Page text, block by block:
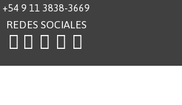
+54 9 11 3838-3669
REDES SOCIALES